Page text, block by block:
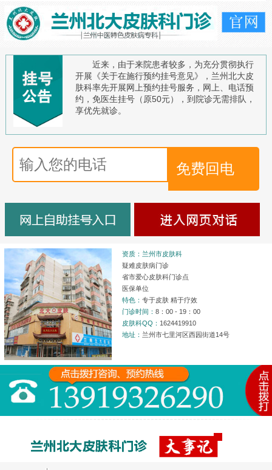
近来，由于来院患者较多，为充分贯彻执行
开展《关于在施行预约挂号意见》，兰州北大皮
肤科率先开展网上预约挂号服务，网上、电话预
约，免医生挂号（原50元），到院诊无需排队，
享优先就诊。
资质：兰州市皮肤科
疑难皮肤病门诊
省市爱心皮肤科门诊点
医保单位
特色：专于皮肤 精于疗效
门诊时间：8：00 - 19：00
皮肤科QQ： 1624419910
地址： 兰州市七里河区西园街道14号